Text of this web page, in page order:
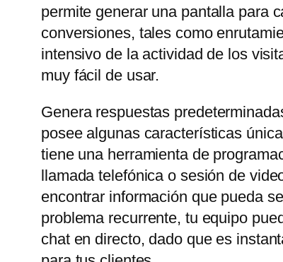
permite generar una pantalla para
conversiones, tales como
intensivo de la actividad de los
muy fácil de usar.
Genera respuestas
posee algunas características
tiene una herramienta de
llamada telefónica o sesión de
encontrar información que pueda
problema recurrente, tu equipo
chat en directo, dado que es